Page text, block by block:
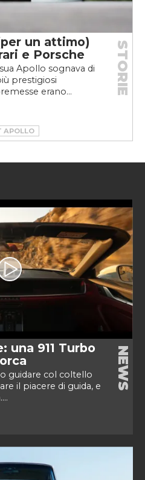
un attimo)
e Porsche
Apollo sognava di
prestigiosi
erano...
STORIE
APOLLO
una 911 Turbo
guidare col coltello
il piacere di guida, e
NEWS